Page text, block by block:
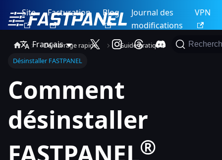
Site Facturation Blog
Journal des
modifications
VPN
Français
Démarrage rapide
Guide pratique
Désinstaller FASTPANEL
Comment
désinstaller
®